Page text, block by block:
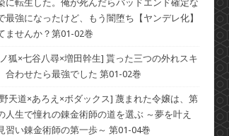
に転生した。俺が死んだらバッドエンド確定な
最強になったけど、もう闇堕ち【ヤンデレ化】
ませんか？第01-02巻
狐×七谷八尋×増田幹生] 貰った三つの外れスキ
合わせたら最強でした 第01-02巻
天道×あろえ×ボダックス] 蔑まれた令嬢は、第
人生で憧れの錬金術師の道を選ぶ ～夢を叶え
習い錬金術師の第一歩～ 第01-04巻